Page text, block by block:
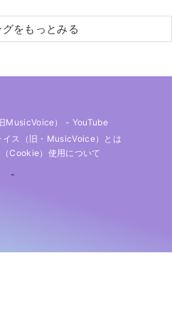
をもっとみる
MusicVoice） - YouTube
イス（旧・MusicVoice）とは
cookie）使用について
-